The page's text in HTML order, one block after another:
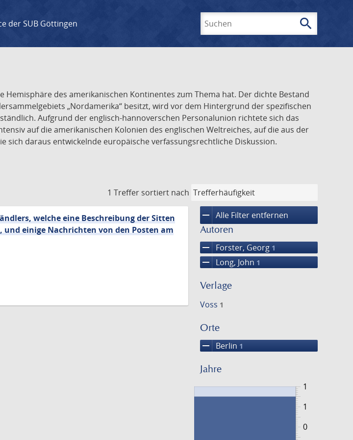
der SUB Göttingen search
des amerikanischen Kontinentes zum Thema hat. Der dichte Bestand
„Nordamerika“ besitzt, wird vor dem Hintergrund der spezifischen
Aufgrund der englisch-hannoverschen Personalunion richtete sich das
auf die amerikanischen Kolonien des englischen Weltreiches, auf die aus der
sich daraus entwickelnde europäische verfassungsrechtliche Diskussion.
1 Treffer sortiert nach
remove Alle Filter entfernen
Autoren
remove Forster, Georg 1
remove Long, John 1
Verlage
Voss 1
Orte
remove Berlin 1
Jahre
1
0
1
welche eine Beschreibung der Sitten
einige Nachrichten von den Posten am